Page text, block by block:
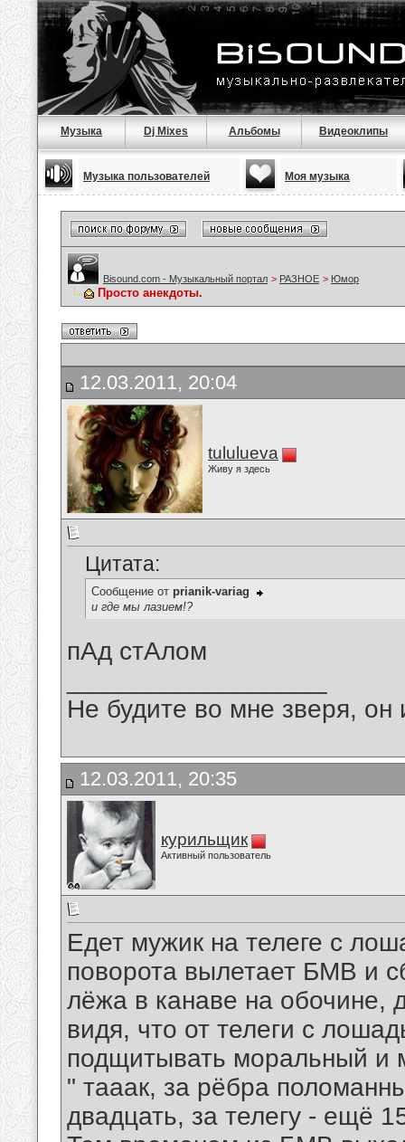
Музыка Dj Mixes Альбомы Видеоклипы
Музыка пользователей Моя музыка
Bisound.com - Музыкальный портал > РАЗНОЕ > Юмор
Просто анекдоты.
12.03.2011, 20:04
tululueva
Живу я здесь
Цитата:
Сообщение от prianik-variag
и где мы лазием!?
пАд стАлом
Не будите во мне зверя, он
12.03.2011, 20:35
курильщик
Активный пользователь
Едет мужик на телеге с
поворота вылетает БМВ и
лёжа в канаве на обочине,
видя, что от телеги с
подщитывать моральный и
" тааак, за рёбра
двадцать, за телегу - ещё